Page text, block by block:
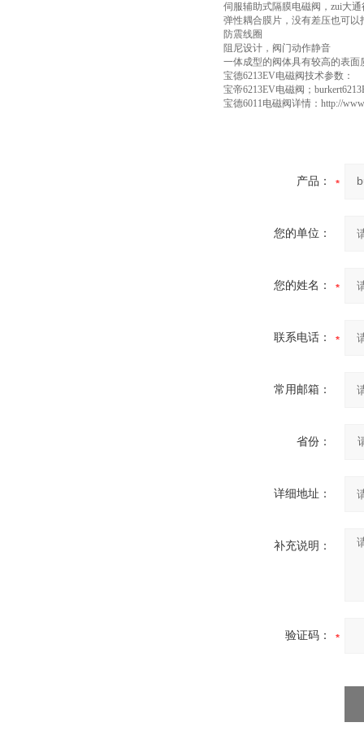
伺服辅助式隔膜电磁阀，zui大通
弹性耦合膜片，没有差压也可以
防震线圈
阻尼设计，阀门动作静音
一体成型的阀体具有较高的表面
宝德6213EV电磁阀技术参数：
宝帝6213EV电磁阀；
宝德6011电磁阀详情：http://
产品：
您的单位：
您的姓名：
联系电话：
常用邮箱：
省份：
详细地址：
补充说明：
验证码：